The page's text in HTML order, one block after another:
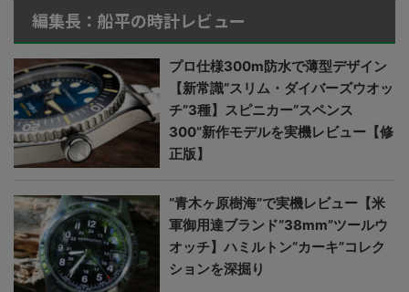
編集長：船平の時計レビュー
プロ仕様300m防水で薄型デザイン
【新常識“スリム・ダイバーズウオッ
チ”3種】スピニカー“スペンス
300”新作モデルを実機レビュー【修
正版】
“青木ヶ原樹海”で実機レビュー【米
軍御用達ブランド“38mm”ツールウ
オッチ】ハミルトン“カーキ”コレク
ションを深掘り